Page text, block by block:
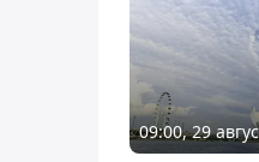
09:00, 29